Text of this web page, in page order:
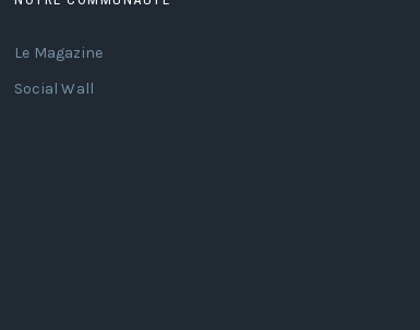
Le Magazine
Social Wall